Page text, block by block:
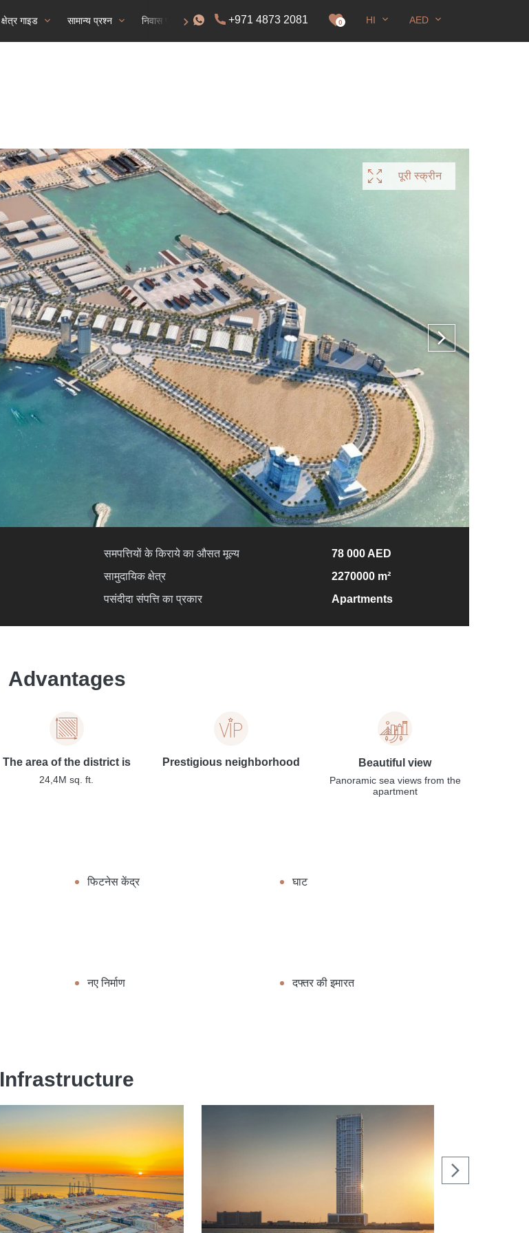
क्षेत्र गाइड सामान्य प्रश्न निवास परमिट प्राप्त करना+971 4873 2081 0 HI AED
पूरी स्क्रीन
समपत्तियों के किराये का औसत मूल्य
78 000 AED
सामुदायिक क्षेत्र
2270000 m²
पसंदीदा संपत्ति का प्रकार
Apartments
Advantages
The area of the district is
24,4M sq. ft.
Prestigious neighborhood Beautiful view
Panoramic sea views from the
apartment
फिटनेस केंद्र घाट
नए निर्माण दफ्तर की इमारत
Infrastructure